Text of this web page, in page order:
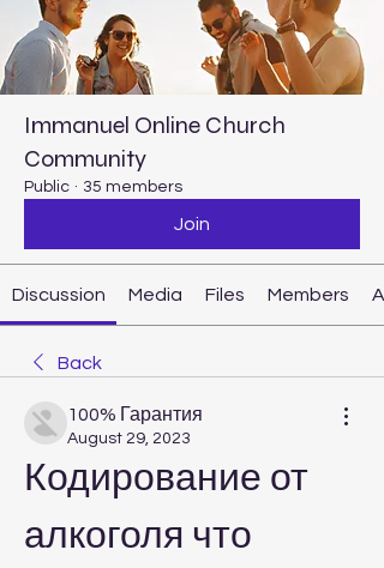
Immanuel Online Church
Community
Public · 35 members
Join
Discussion Media Files Members
Back
100% Гарантия
August 29, 2023
Кодирование от
алкоголя что